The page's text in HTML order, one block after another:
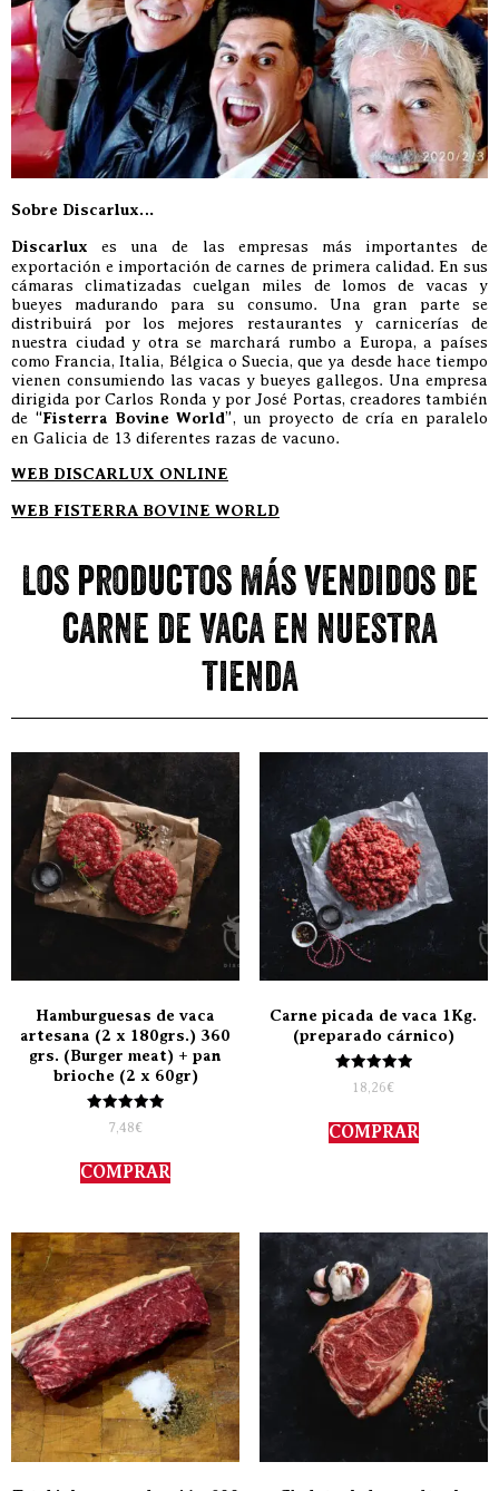
Sobre Discarlux…
Discarlux es una de las empresas más importantes de
exportación e importación de carnes de primera calidad. En sus
cámaras climatizadas cuelgan miles de lomos de vacas y
bueyes madurando para su consumo. Una gran parte se
distribuirá por los mejores restaurantes y carnicerías de
nuestra ciudad y otra se marchará rumbo a Europa, a países
como Francia, Italia, Bélgica o Suecia, que ya desde hace tiempo
vienen consumiendo las vacas y bueyes gallegos. Una empresa
dirigida por Carlos Ronda y por José Portas, creadores también
de “Fisterra Bovine World”, un proyecto de cría en paralelo
en Galicia de 13 diferentes razas de vacuno.
WEB DISCARLUX ONLINE
WEB FISTERRA BOVINE WORLD
Los productos más vendidos de
carne de vaca en nuestra
tienda
Hamburguesas de vaca
artesana (2 x 180grs.) 360
grs. (Burger meat) + pan
brioche (2 x 60gr)
Valorado
con
de 5
7,48€
COMPRAR
Carne picada de vaca 1Kg.
(preparado cárnico)
Valorado
con
de 5
18,26€
COMPRAR